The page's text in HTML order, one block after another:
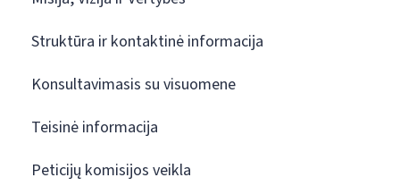
Struktūra ir kontaktinė informacija
Konsultavimasis su visuomene
Teisinė informacija
Peticijų komisijos veikla